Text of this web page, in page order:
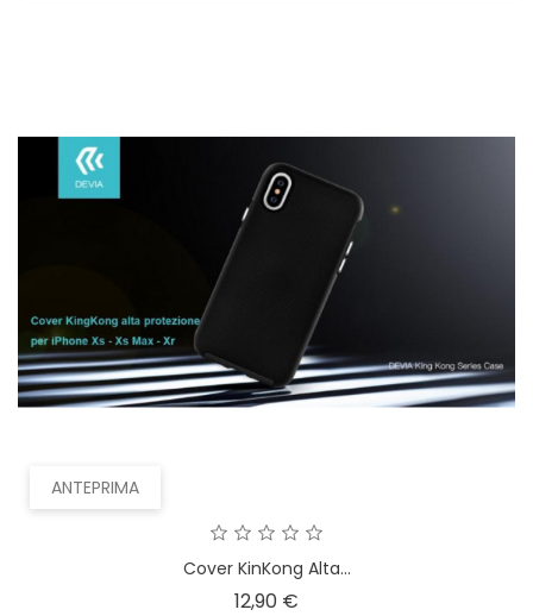
ANTEPRIMA
Cover KinKong Alta...
12,90 €